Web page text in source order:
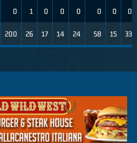
0 1 0 0 0 0 0 0
200 26 17 14 24 58 15 33